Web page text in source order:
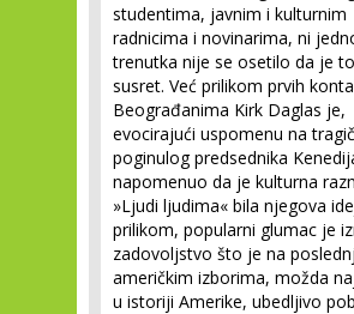
studentima, javnim i kulturnim
radnicima i novinarima, ni
trenutka nije se osetilo da je
susret. Već prilikom prvih
Beograđanima Kirk Daglas je,
evocirajući uspomenu na
poginulog predsednika
napomenuo da je kulturna
»Ljudi ljudima« bila njegova
prilikom, popularni glumac je
zadovoljstvo što je na
američkim izborima, možda
u istoriji Amerike, ubedljivo